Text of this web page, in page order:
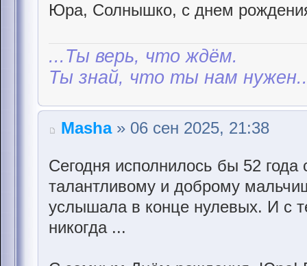
Юра, Солнышко, с днем
...Ты верь, что ждём.
Ты знай, что ты нам
Masha» 06 сен 2025, 21:38
Сегодня исполнилось бы 52
талантливому и доброму
услышала в конце нулевых. И с
никогда ...